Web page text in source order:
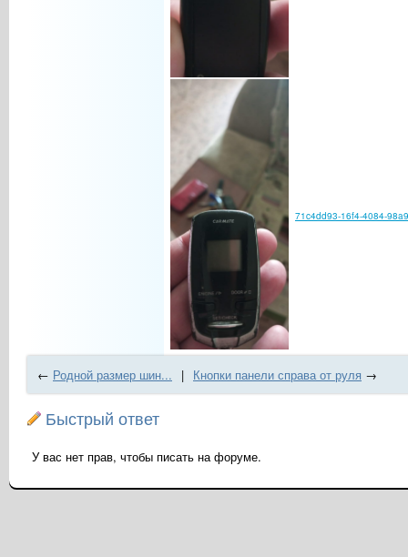
71c4dd93-16f4-4084-
← Родной размер шин... | Кнопки панели справа от руля →
Быстрый ответ
У вас нет прав, чтобы писать на форуме.